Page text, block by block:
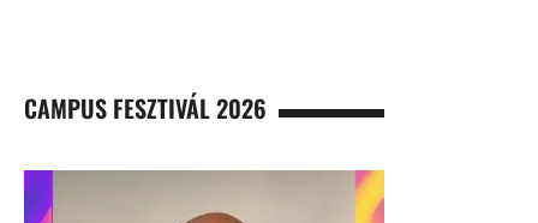
CAMPUS FESZTIVÁL 2026